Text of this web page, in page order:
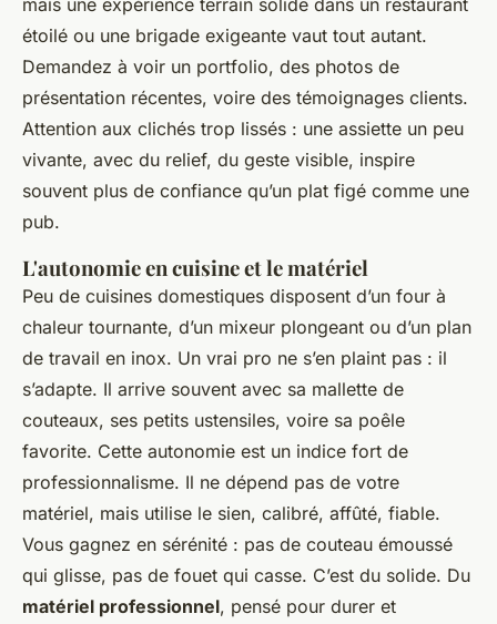
étoilé ou une brigade exigeante vaut tout autant.
Demandez à voir un portfolio, des photos de
présentation récentes, voire des témoignages clients.
Attention aux clichés trop lissés : une assiette un peu
vivante, avec du relief, du geste visible, inspire
souvent plus de confiance qu’un plat figé comme une
pub.
L'autonomie en cuisine et le matériel
Peu de cuisines domestiques disposent d’un four à
chaleur tournante, d’un mixeur plongeant ou d’un plan
de travail en inox. Un vrai pro ne s’en plaint pas : il
s’adapte. Il arrive souvent avec sa mallette de
couteaux, ses petits ustensiles, voire sa poêle
favorite. Cette autonomie est un indice fort de
professionnalisme. Il ne dépend pas de votre
matériel, mais utilise le sien, calibré, affûté, fiable.
Vous gagnez en sérénité : pas de couteau émoussé
qui glisse, pas de fouet qui casse. C’est du solide. Du
matériel professionnel, pensé pour durer et